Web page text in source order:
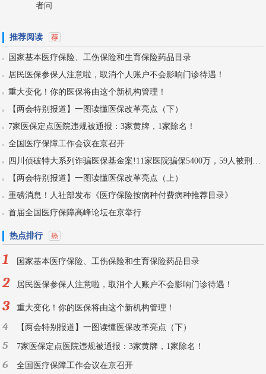
者问
推荐阅读
国家基本医疗保险、工伤保险和生育保险药品目录
居民医保参保人注意啦，取消个人账户不会影响门诊待遇！
重大变化！你的医保将由这个新机构管理！
【两会特别报道】一图读懂医保改革亮点（下）
7家医保定点医院违规被通报：3家黄牌，1家除名！
全国医疗保障工作会议在京召开
【两会特别报道】一图读懂医保改革亮点（上）
重磅消息！人社部发布《医疗保险按病种付费病种推荐目录》
首届全国医疗保障高峰论坛在京举行
热点排行
1 国家基本医疗保险、工伤保险和生育保险药品目录
2 居民医保参保人注意啦，取消个人账户不会影响门诊待遇！
3 重大变化！你的医保将由这个新机构管理！
4 【两会特别报道】一图读懂医保改革亮点（下）
5 7家医保定点医院违规被通报：3家黄牌，1家除名！
6 全国医疗保障工作会议在京召开